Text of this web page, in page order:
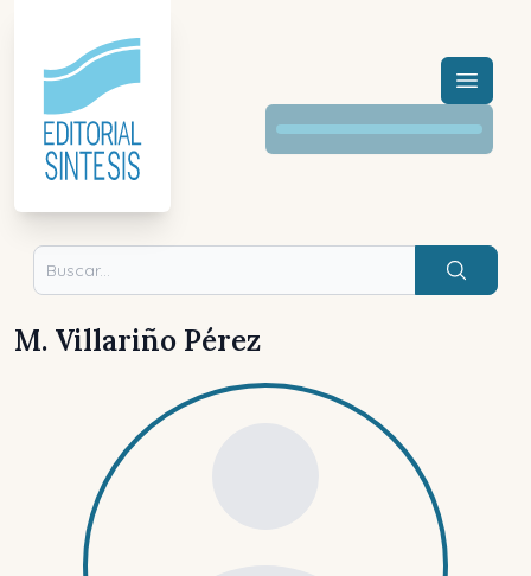
Menú
Buscar
M. Villariño Pérez